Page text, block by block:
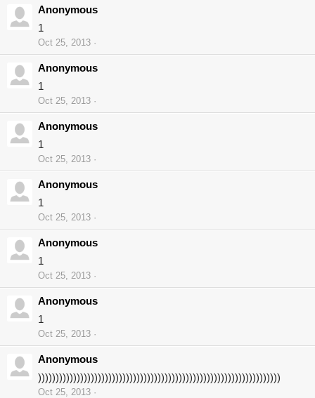
Anonymous
1
Oct 25, 2013
Anonymous
1
Oct 25, 2013
Anonymous
1
Oct 25, 2013
Anonymous
1
Oct 25, 2013
Anonymous
1
Oct 25, 2013
Anonymous
1
Oct 25, 2013
Anonymous
)))))))))))))))))))))))))))))))))))))))))))))))))))))))))))))))))))))
Oct 25, 2013